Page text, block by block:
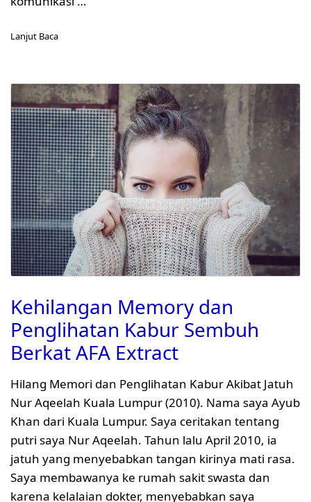
Lanjut Baca
Kehilangan Memory dan
Penglihatan Kabur Sembuh
Berkat AFA Extract
Hilang Memori dan Penglihatan Kabur Akibat Jatuh
Nur Aqeelah Kuala Lumpur (2010). Nama saya Ayub
Khan dari Kuala Lumpur. Saya ceritakan tentang
putri saya Nur Aqeelah. Tahun lalu April 2010, ia
jatuh yang menyebabkan tangan kirinya mati rasa.
Saya membawanya ke rumah sakit swasta dan
karena kelalaian dokter, menyebabkan saya